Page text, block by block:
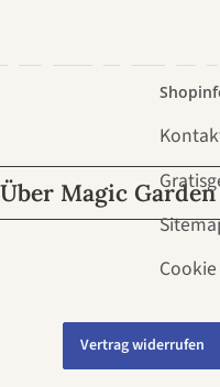
Über Magic Garden
Vertrag widerrufen